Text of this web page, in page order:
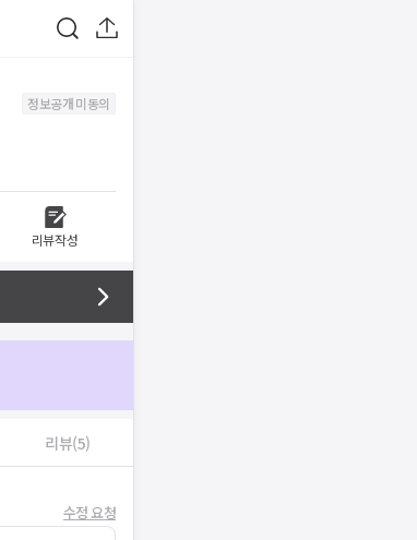
정보공개 미동의
리뷰작성
리뷰(5)
수정 요청